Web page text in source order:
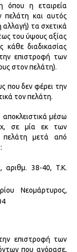
όπου η εταιρεία
πελάτη και αυτός
αλλαγή) τα σχετικά
του ύψους αξίας
κάθε διαδικασίας
επιστροφή των
στον πελάτη).
που δεν φέρει την
τον πελάτη.
μέσω
σε μία εκ των
πελάτη μετά από
αριθμ. 38-40, T.K.
Νεομάρτυρος,
επιστροφή των
που αγόρασε,